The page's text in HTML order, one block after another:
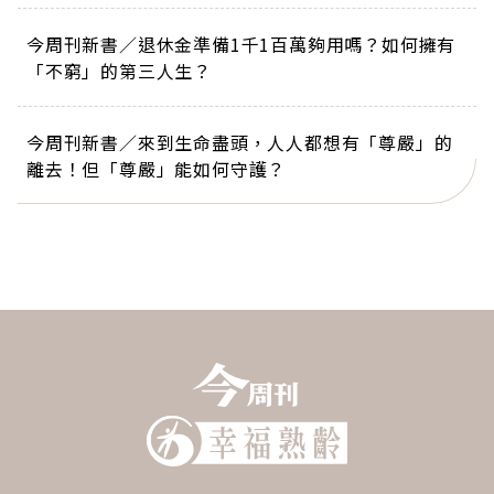
今周刊新書／退休金準備1千1百萬夠用嗎？如何擁有
「不窮」的第三人生？
今周刊新書／來到生命盡頭，人人都想有「尊嚴」的
離去！但「尊嚴」能如何守護？